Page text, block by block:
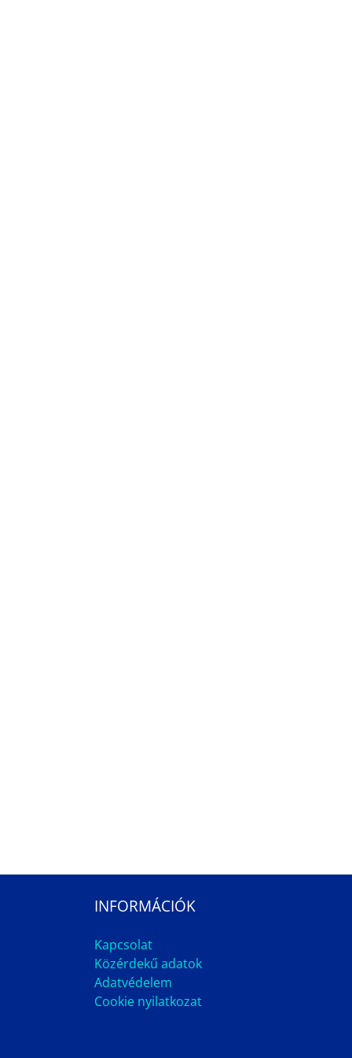
INFORMÁCIÓK
Kapcsolat
Közérdekű adatok
Adatvédelem
Cookie nyilatkozat